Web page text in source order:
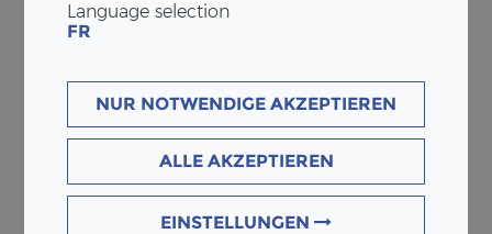
Language selection
FR
NUR NOTWENDIGE AKZEPTIEREN
ALLE AKZEPTIEREN
EINSTELLUNGEN